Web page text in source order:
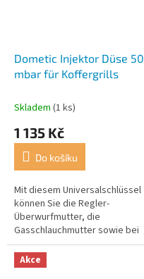
Dometic Injektor Düse 50
mbar für Koffergrills
Skladem (1 ks)
1 135 Kč
Do košíku
Mit diesem Universalschlüssel
können Sie die Regler-
Überwurfmutter, die
Gasschlauchmutter sowie bei
Großflaschen die
Ventilschutzkappe
vorschriftsmäßig anziehen und
Akce